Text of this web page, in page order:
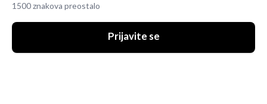
1500 znakova preostalo
Prijavite se